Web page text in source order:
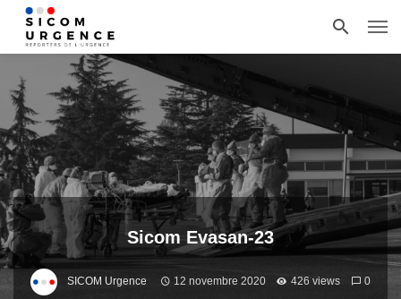
Sicom Evasan-23
SICOM Urgence 12 novembre 2020 426 views 0